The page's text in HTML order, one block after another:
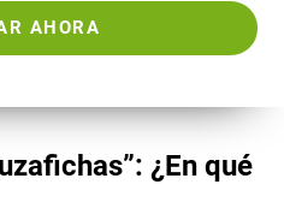
AHORA
¿En qué